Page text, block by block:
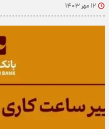
۱۲ مهر ۱۴۰۳